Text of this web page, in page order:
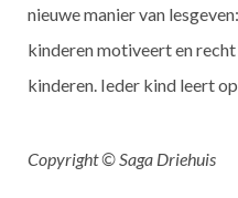
nieuwe manier van
kinderen motiveert en
kinderen. Ieder kind leert
Copyright © Saga Driehuis